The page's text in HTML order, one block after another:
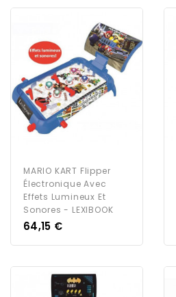
MARIO KART Flipper
Électronique Avec
Effets Lumineux Et
Sonores - LEXIBOOK
Prix
64,15 €